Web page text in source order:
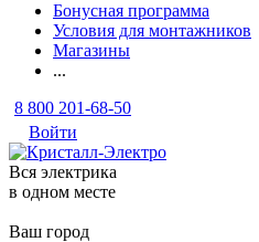
Бонусная программа
Условия для монтажников
Магазины
...
8 800 201-68-50
Войти
Вся электрика
в одном месте
Ваш город